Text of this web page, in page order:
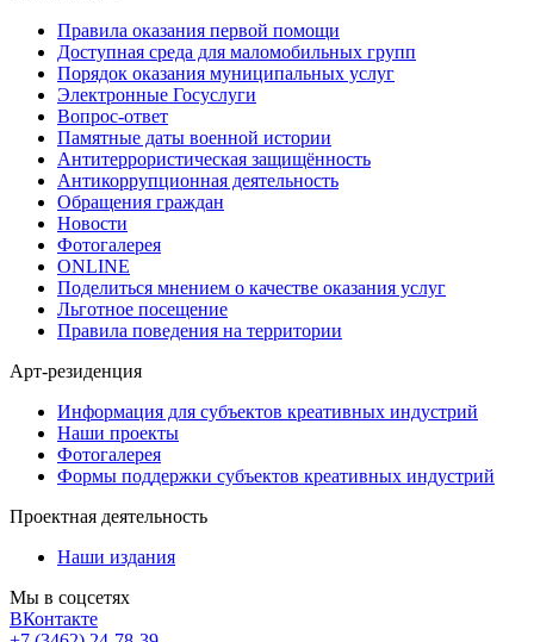
Правила оказания первой помощи
Доступная среда для маломобильных групп
Порядок оказания муниципальных услуг
Электронные Госуслуги
Вопрос-ответ
Памятные даты военной истории
Антитеррористическая защищённость
Антикоррупционная деятельность
Обращения граждан
Новости
Фотогалерея
ONLINE
Поделиться мнением о качестве оказания услуг
Льготное посещение
Правила поведения на территории
Арт-резиденция
Информация для субъектов креативных индустрий
Наши проекты
Фотогалерея
Формы поддержки субъектов креативных индустрий
Проектная деятельность
Наши издания
Мы в соцсетях
ВКонтакте